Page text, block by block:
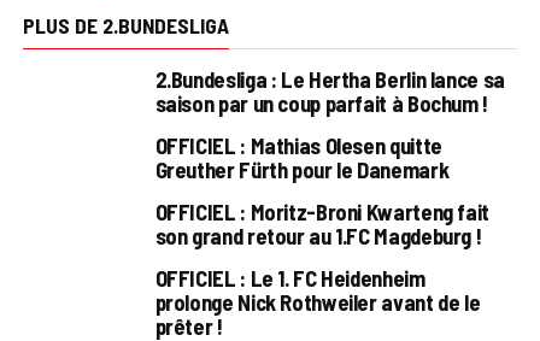
PLUS DE 2.BUNDESLIGA
2.Bundesliga : Le Hertha Berlin lance sa
saison par un coup parfait à Bochum !
OFFICIEL : Mathias Olesen quitte
Greuther Fürth pour le Danemark
OFFICIEL : Moritz-Broni Kwarteng fait
son grand retour au 1.FC Magdeburg !
OFFICIEL : Le 1. FC Heidenheim
prolonge Nick Rothweiler avant de le
prêter !